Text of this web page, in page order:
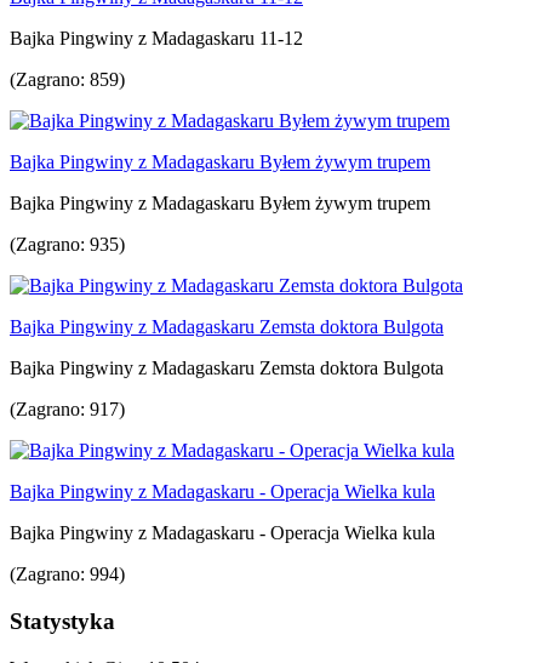
Bajka Pingwiny z Madagaskaru 11-12
(Zagrano: 859)
Bajka Pingwiny z Madagaskaru Byłem żywym trupem
Bajka Pingwiny z Madagaskaru Byłem żywym trupem
(Zagrano: 935)
Bajka Pingwiny z Madagaskaru Zemsta doktora Bulgota
Bajka Pingwiny z Madagaskaru Zemsta doktora Bulgota
(Zagrano: 917)
Bajka Pingwiny z Madagaskaru - Operacja Wielka kula
Bajka Pingwiny z Madagaskaru - Operacja Wielka kula
(Zagrano: 994)
Statystyka